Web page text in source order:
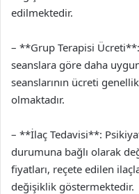
edilmektedir.
– **Grup Terapisi
seanslara göre daha
seanslarının ücreti
olmaktadır.
– **İlaç Tedavisi**:
durumuna bağlı olarak
fiyatları, reçete edilen
değişiklik göstermektedir.